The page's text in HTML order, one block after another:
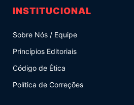
INSTITUCIONAL
Sobre Nós / Equipe
Princípios Editoriais
Código de Ética
Política de Correções